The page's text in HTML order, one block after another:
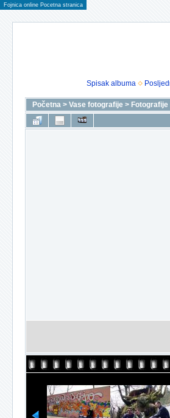
Fojnica online Pocetna stranica
Spisak albuma
Početna > Vase fotografije >